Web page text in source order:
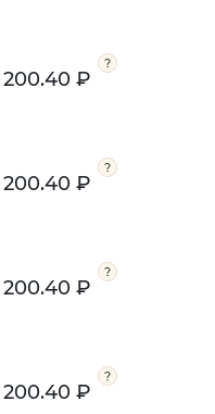
200.40 ₽
200.40 ₽
200.40 ₽
200.40 ₽